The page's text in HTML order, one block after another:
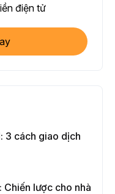
điện tử
3 cách giao dịch
Chiến lược cho nhà